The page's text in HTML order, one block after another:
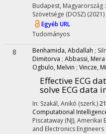
Budapest, Magyarország :
Szövetsége (DOSZ) (2021)
Egyéb URL
Tudományos
8 Benhamida, Abdallah ;
Dimitorva ; Abbassi, Mera
Ogbulo, Melvin ; Vincze,
Effective ECG
solve ECG data
In: Szakál, Anikó (szerk.)
Computational
Piscataway (NJ), Amerikai
and Electronics Engineers